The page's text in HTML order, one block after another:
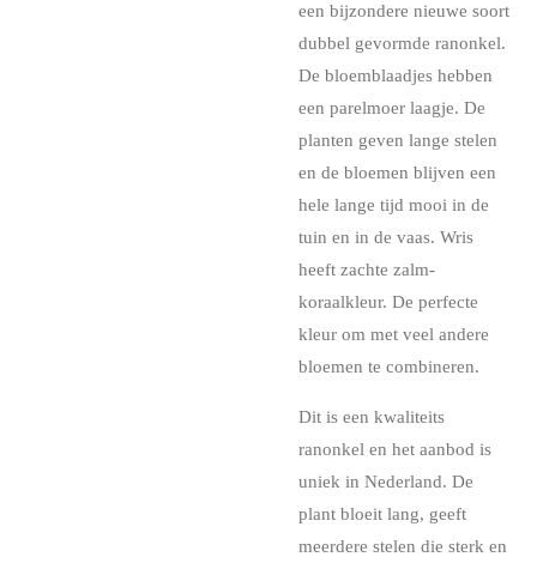
een bijzondere nieuwe soort
dubbel gevormde ranonkel.
De bloemblaadjes hebben
een parelmoer laagje. De
planten geven lange stelen
en de bloemen blijven een
hele lange tijd mooi in de
tuin en in de vaas. Wris
heeft zachte zalm-
koraalkleur. De perfecte
kleur om met veel andere
bloemen te combineren.
Dit is een kwaliteits
ranonkel en het aanbod is
uniek in Nederland. De
plant bloeit lang, geeft
meerdere stelen die sterk en